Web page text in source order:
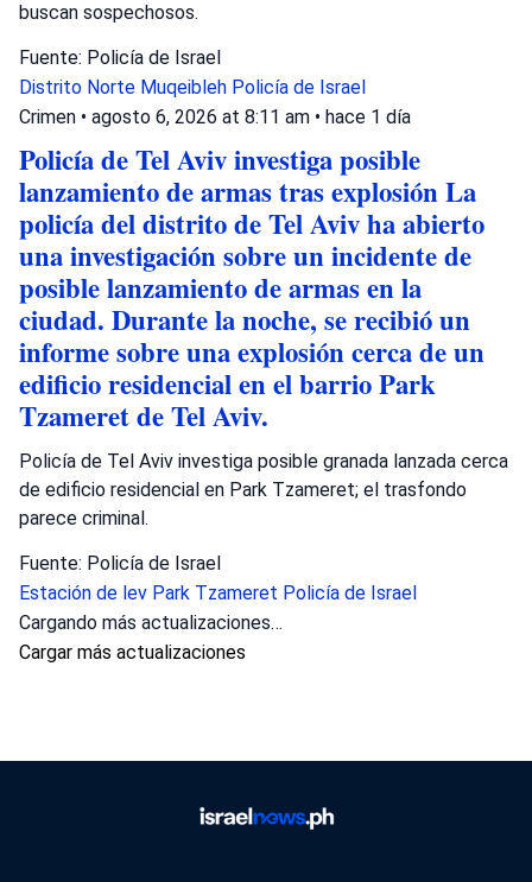
buscan sospechosos.
Fuente: Policía de Israel
Distrito Norte Muqeibleh Policía de Israel
Crimen • agosto 6, 2026 at 8:11 am • hace 1 día
Policía de Tel Aviv investiga posible
lanzamiento de armas tras explosión La
policía del distrito de Tel Aviv ha abierto
una investigación sobre un incidente de
posible lanzamiento de armas en la
ciudad. Durante la noche, se recibió un
informe sobre una explosión cerca de un
edificio residencial en el barrio Park
Tzameret de Tel Aviv.
Policía de Tel Aviv investiga posible granada lanzada cerca
de edificio residencial en Park Tzameret; el trasfondo
parece criminal.
Fuente: Policía de Israel
Estación de lev Park Tzameret Policía de Israel
Crimen • agosto 5, 2026 at 10:17 pm
Policía investiga tiroteo mortal en Tayibe
circunstancias de un incidente de tiroteo
localidad, de unos 50 años, recibió un